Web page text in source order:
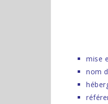
mise
nom